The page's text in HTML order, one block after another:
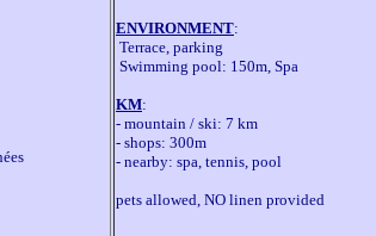
ENVIRONMENT:
Terrace, parking
Swimming pool: 150m, Spa
KM:
- mountain / ski: 7 km
- shops: 300m
- nearby: spa, tennis, pool